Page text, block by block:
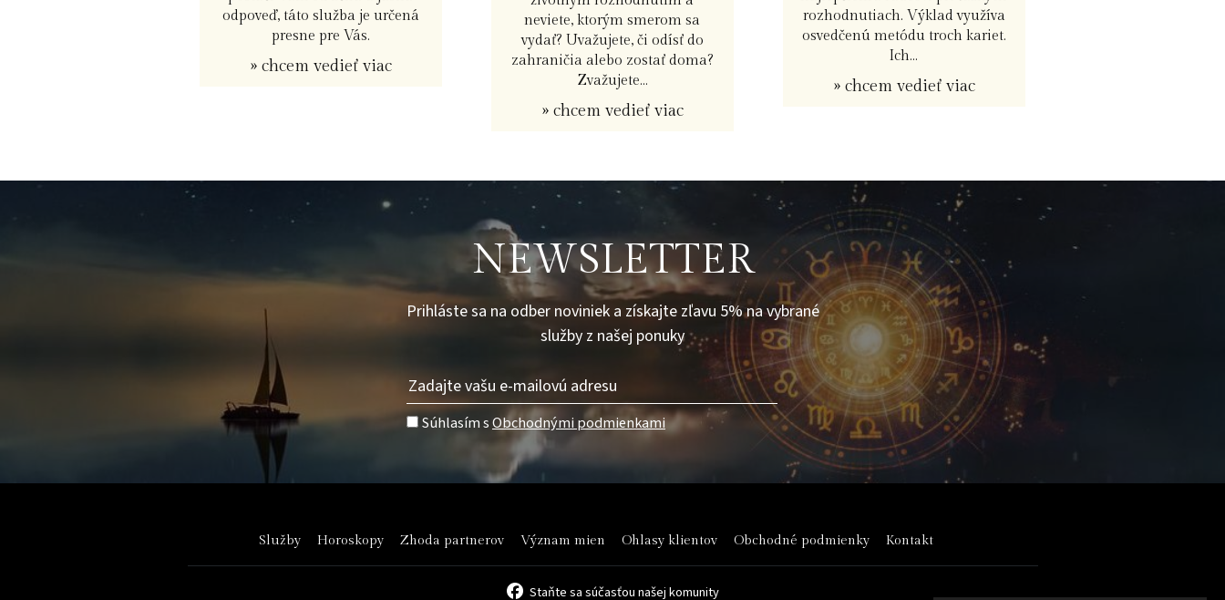
odpoveď, táto služba je určená
presne pre Vás.
» chcem vedieť viac
neviete, ktorým smerom sa
vydať? Uvažujete, či odísť do
zahraničia alebo zostať doma?
Zvažujete...
» chcem vedieť viac
rozhodnutiach. Výklad využíva
osvedčenú metódu troch kariet.
Ich...
» chcem vedieť viac
NEWSLETTER
Prihláste sa na odber noviniek a získajte zľavu 5% na vybrané
služby z našej ponuky
Súhlasím sObchodnými podmienkami
Služby Horoskopy Zhoda partnerov Význam mien Ohlasy klientov Obchodné podmienky Kontakt
Staňte sa súčasťou našej komunity